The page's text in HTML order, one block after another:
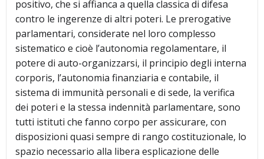
positivo, che si affianca a quella classica di difesa
contro le ingerenze di altri poteri. Le prerogative
parlamentari, considerate nel loro complesso
sistematico e cioè l’autonomia regolamentare, il
potere di auto-organizzarsi, il principio degli interna
corporis, l’autonomia finanziaria e contabile, il
sistema di immunità personali e di sede, la verifica
dei poteri e la stessa indennità parlamentare, sono
tutti istituti che fanno corpo per assicurare, con
disposizioni quasi sempre di rango costituzionale, lo
spazio necessario alla libera esplicazione delle